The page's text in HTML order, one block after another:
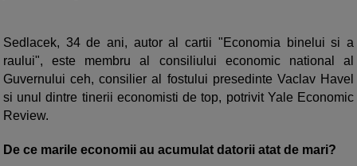
Sedlacek, 34 de ani, autor al cartii "Economia binelui si a
raului", este membru al consiliului economic natio­nal al
Guvernului ceh, consilier al fos­tului presedinte Vaclav Havel
si unul dintre tinerii economisti de top, potrivit Yale Economic
Review.
De ce marile economii au acumulat datorii atat de mari?